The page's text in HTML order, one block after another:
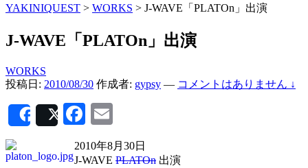
YAKINIQUEST > WORKS > J-WAVE「PLATOn」出演
J-WAVE「PLATOn」出演
WORKS
投稿日: 2010/08/30 作成者: gypsy — コメントはありません ↓
SharePostFacebook
2010年8月30日
J-WAVE PLATOn 出演